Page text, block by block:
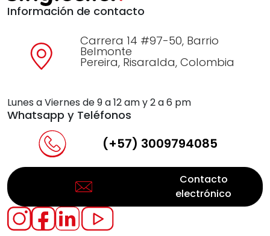
Información de contacto
Carrera 14 #97-50, Barrio
Belmonte
Pereira, Risaralda, Colombia
Lunes a Viernes de 9 a 12 am y 2 a 6 pm
Whatsapp y Teléfonos
(+57) 3009794085
Contacto
electrónico